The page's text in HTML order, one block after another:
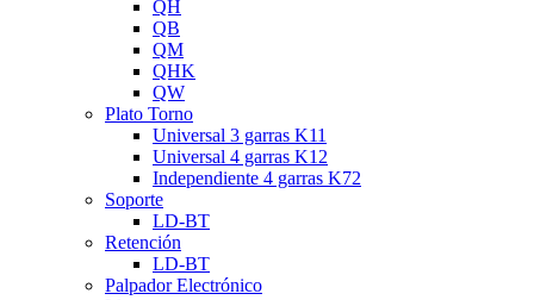
QH
QB
QM
QHK
QW
Plato Torno
Universal 3 garras K11
Universal 4 garras K12
Independiente 4 garras K72
Soporte
LD-BT
Retención
LD-BT
Palpador Electrónico